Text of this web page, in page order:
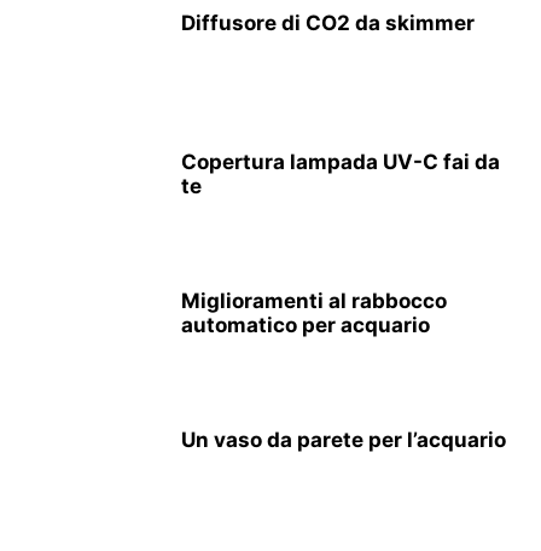
Diffusore di CO2 da skimmer
Copertura lampada UV-C fai da
te
Miglioramenti al rabbocco
automatico per acquario
Un vaso da parete per l’acquario